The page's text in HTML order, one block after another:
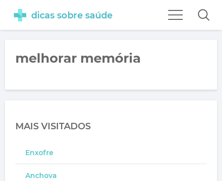
dicas sobre saúde
melhorar memória
MAIS VISITADOS
Enxofre
Anchova